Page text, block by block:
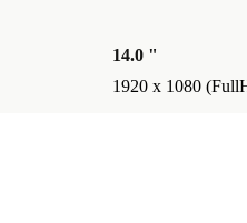
14.0 "
1920 x 1080